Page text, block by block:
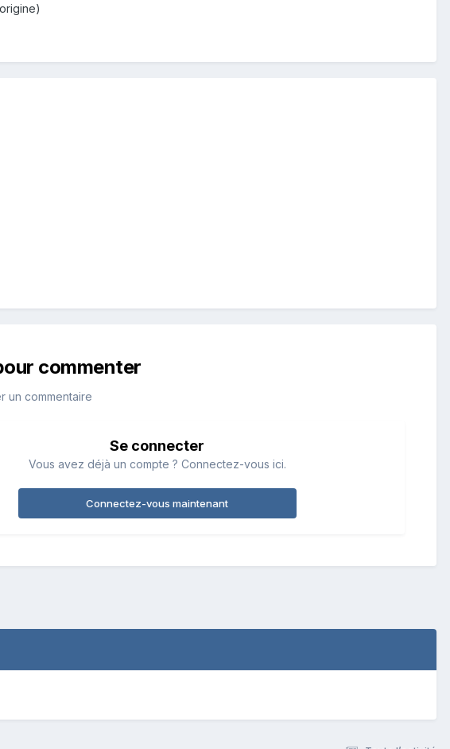
commenter
un commentaire
Se connecter
Vous avez déjà un compte ? Connectez-vous ici.
Connectez-vous maintenant